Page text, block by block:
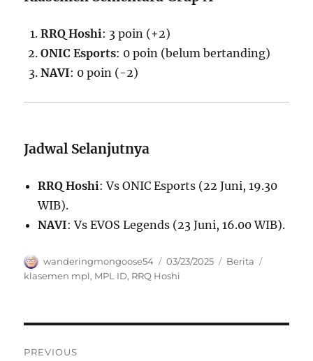
RRQ Hoshi: 3 poin (+2)
ONIC Esports: 0 poin (belum bertanding)
NAVI: 0 poin (-2)
Jadwal Selanjutnya
RRQ Hoshi: Vs ONIC Esports (22 Juni, 19.30
WIB).
NAVI: Vs EVOS Legends (23 Juni, 16.00 WIB).
Author
wanderingmongoose54
Posted
on
03/23/2025 Categories
Berita
klasemen mpl, MPL ID, RRQ Hoshi
PREVIOUS